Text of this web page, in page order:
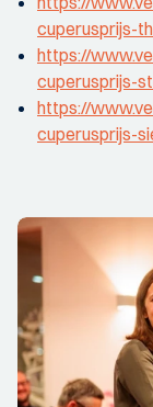
cuperusprijs-
https://
cuperusprijs-
https://
cuperusprijs-